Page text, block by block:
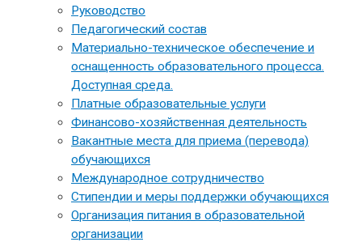
Руководство
Педагогический состав
Материально-техническое обеспечение и
оснащенность образовательного процесса.
Доступная среда.
Платные образовательные услуги
Финансово-хозяйственная деятельность
Вакантные места для приема (перевода)
обучающихся
Международное сотрудничество
Стипендии и меры поддержки обучающихся
Организация питания в образовательной
организации